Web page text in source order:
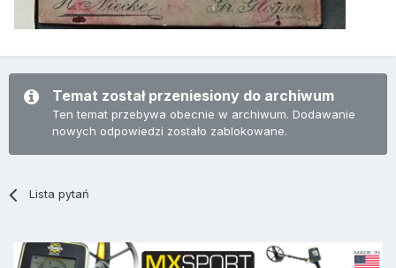
Temat został przeniesiony do archiwum
Ten temat przebywa obecnie w archiwum. Dodawanie
nowych odpowiedzi zostało zablokowane.
Lista pytań